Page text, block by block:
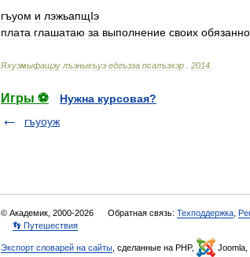
гъуом и лэжьапщIэ
плата глашатаю за выполнение своих
Яхуэмыфащэу лъэныкъуэ едгъэза псалъэхэр 2014
Игры ⚽
Нужна курсовая?
гъуоуж
© Академик, 2000-2026 Обратная связь: Техподдержка
👣 Путешествия
Экспорт словарей на сайты , сделанные на PHP, Joomla,